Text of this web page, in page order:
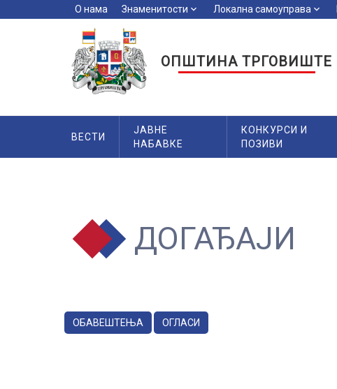
О нама Знаменитости keyboard_arrow_down Локална самоуправа keyboard_arrow_down
ОПШТИНА ТРГОВИШТЕ
ВЕСТИ
ЈАВНЕ
НАБАВКЕ
КОНКУРСИ И
ПОЗИВИ
ДОГАЂАЈИ
ОБАВЕШТЕЊА ОГЛАСИ